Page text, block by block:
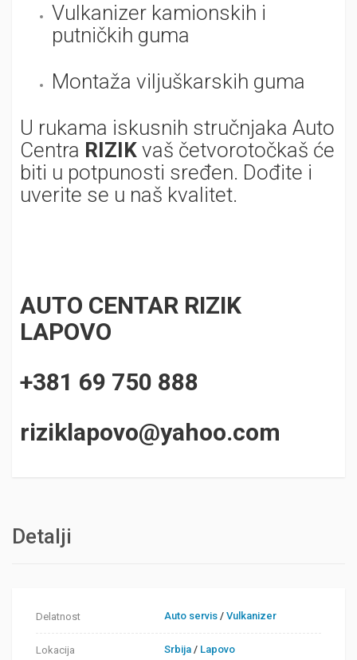
Vulkanizer kamionskih i
putničkih guma
Montaža viljuškarskih guma
U rukama iskusnih stručnjaka Auto
Centra RIZIK vaš četvorotočkaš će
biti u potpunosti sređen. Dođite i
uverite se u naš kvalitet.
AUTO CENTAR RIZIK
LAPOVO
+381 69 750 888
riziklapovo@yahoo.com
Detalji
Delatnost Auto servis /Vulkanizer
Lokacija Srbija / Lapovo